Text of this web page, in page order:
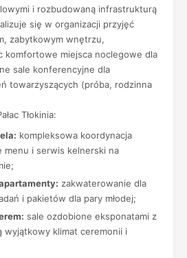
i rozbudowaną infrastrukturą
się w organizacji przyjęć
zabytkowym wnętrzu,
komfortowe miejsca noclegowe dla
sale konferencyjne dla
towarzyszących (próba, rodzinna
Tłokinia:
kompleksowa koordynacja
menu i serwis kelnerski na
zakwaterowanie dla
i pakietów dla pary młodej;
sale ozdobione eksponatami z
klimat ceremonii i